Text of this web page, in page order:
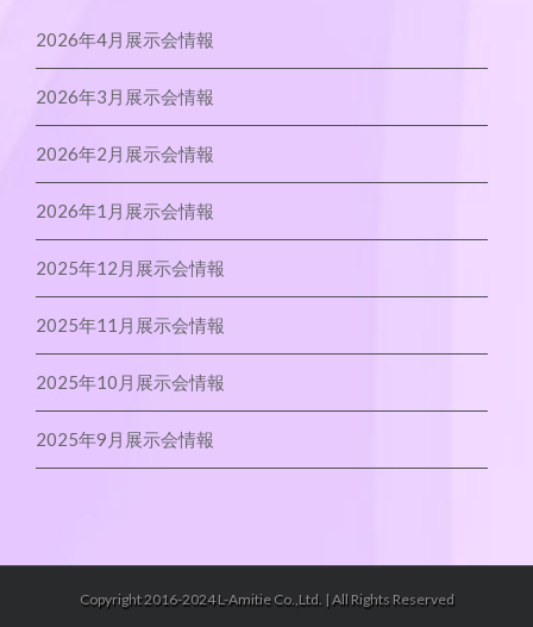
2026年4月展示会情報
2026年3月展示会情報
2026年2月展示会情報
2026年1月展示会情報
2025年12月展示会情報
2025年11月展示会情報
2025年10月展示会情報
2025年9月展示会情報
Copyright 2016-2024 L-Amitie Co.,Ltd. | All Rights Reserved